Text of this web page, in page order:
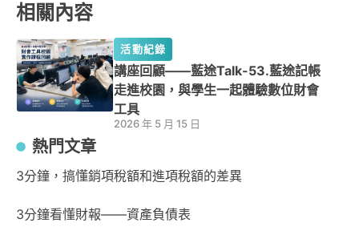
相關內容
活動紀錄
講座回顧——藍途Talk-53.藍途記帳
走進校園，與學生一起體驗數位財會
工具
2026 年 5 月 15 日
熱門文章
3分鐘，搞懂銷項稅額和進項稅額的差異
3分鐘看懂財報——資產負債表